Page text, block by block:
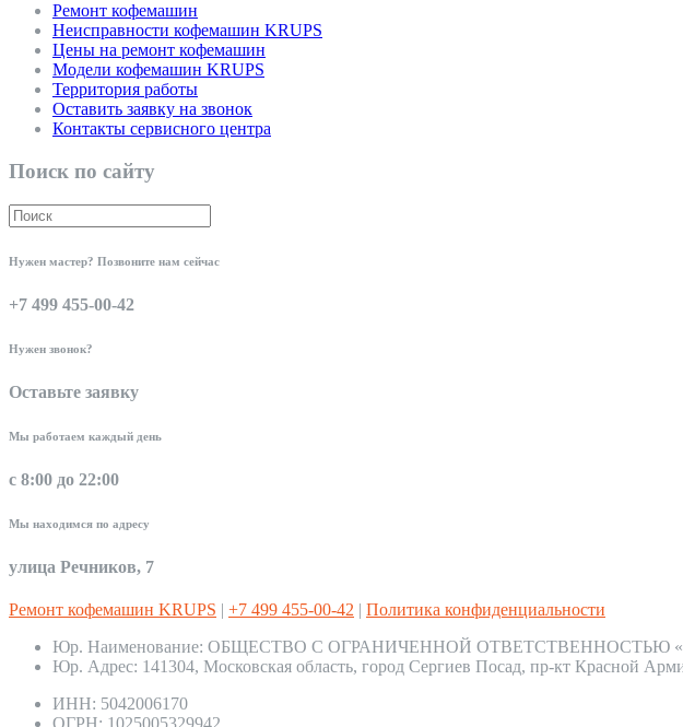
Ремонт кофемашин
Неисправности кофемашин KRUPS
Цены на ремонт кофемашин
Модели кофемашин KRUPS
Территория работы
Оставить заявку на звонок
Контакты сервисного центра
Поиск по сайту
Нужен мастер? Позвоните нам сейчас
+7 499 455-00-42
Нужен звонок?
Оставьте заявку
Мы работаем каждый день
с 8:00 до 22:00
Мы находимся по адресу
улица Речников, 7
Ремонт кофемашин KRUPS | +7 499 455-00-42 | Политика конфиденциальности
Юр. Наименование: ОБЩЕСТВО С ОГРАНИЧЕННОЙ ОТВЕТСТВЕННОСТЬЮ
Юр. Адрес: 141304, Московская область, город Сергиев Посад, пр-кт Красной
ИНН: 5042006170
ОГРН: 1025005329942